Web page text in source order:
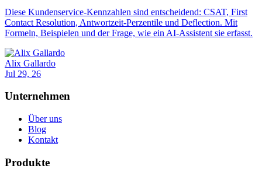
Diese Kundenservice-Kennzahlen sind entscheidend: CSAT, First
Contact Resolution, Antwortzeit-Perzentile und Deflection. Mit
Formeln, Beispielen und der Frage, wie ein AI-Assistent sie erfasst.
Alix Gallardo
Jul 29, 26
Unternehmen
Über uns
Blog
Kontakt
Produkte